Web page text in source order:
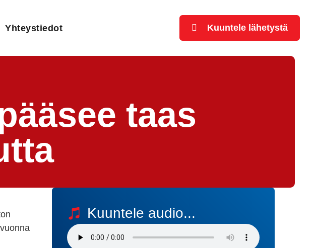
Yhteystiedot Kuuntele lähetystä
taas
Kuuntele audio...